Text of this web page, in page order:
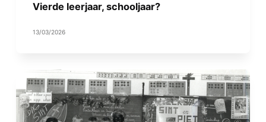
Vierde leerjaar, schooljaar?
13/03/2026